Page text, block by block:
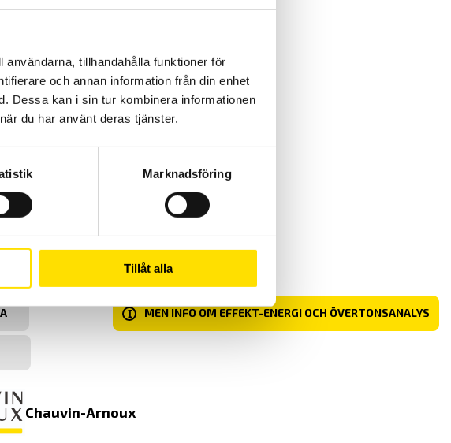
tillhandahålla funktioner för
och annan information från din enhet
Dessa kan i sin tur kombinera informationen
du har använt deras tjänster.
Marknadsföring
Tillåt alla
2024
I MEN INFO OM EFFEKT-ENERGI OCH ÖVERTONSANALYS
Chauvin-Arnoux